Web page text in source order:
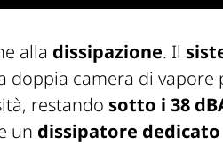
alla dissipazione. Il
doppia camera di vapore
restando sotto i 38
un dissipatore dedicato